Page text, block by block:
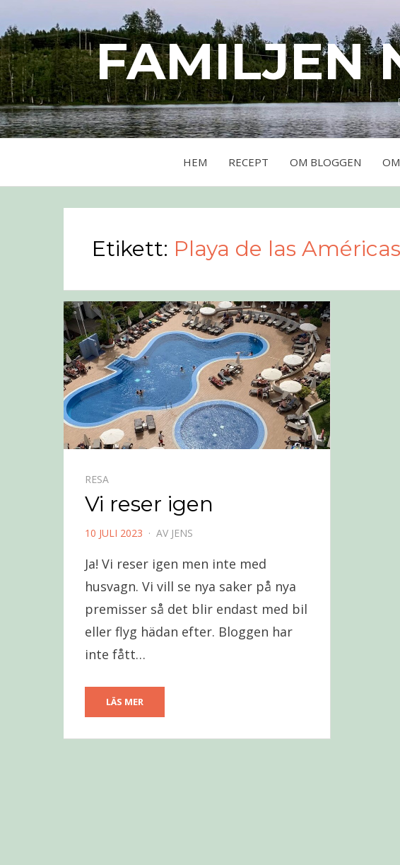
FAMILJEN
HEM RECEPT OM BLOGGEN
Etikett: Playa de las Américas
RESA
Vi reser igen
PUBLICERAD
10 JULI 2023 AV JENS
Ja! Vi reser igen men inte med
husvagn. Vi vill se nya saker på nya
premisser så det blir endast med bil
eller flyg hädan efter. Bloggen har
inte fått…
LÄS MER